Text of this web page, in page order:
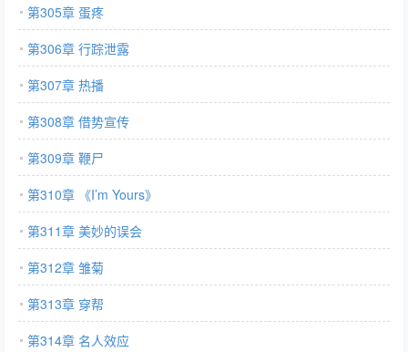
第305章 蛋疼
第306章 行踪泄露
第307章 热播
第308章 借势宣传
第309章 鞭尸
第310章 《I’m Yours》
第311章 美妙的误会
第312章 雏菊
第313章 穿帮
第314章 名人效应